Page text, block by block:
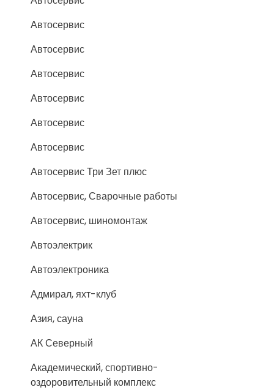
Автосервис
Автосервис
Автосервис
Автосервис
Автосервис
Автосервис
Автосервис Три Зет плюс
Автосервис, Сварочные работы
Автосервис, шиномонтаж
Автоэлектрик
Автоэлектроника
Адмирал, яхт-клуб
Азия, сауна
АК Северный
Академический, спортивно-
оздоровительный комплекс